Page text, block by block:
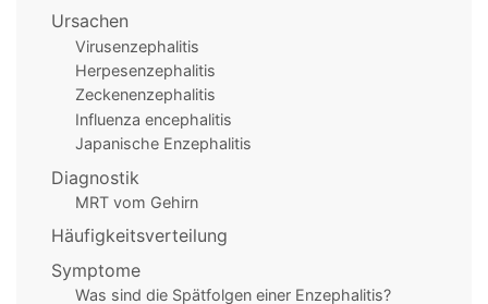
Ursachen
Virusenzephalitis
Herpesenzephalitis
Zeckenenzephalitis
Influenza encephalitis
Japanische Enzephalitis
Diagnostik
MRT vom Gehirn
Häufigkeitsverteilung
Symptome
Was sind die Spätfolgen einer Enzephalitis?